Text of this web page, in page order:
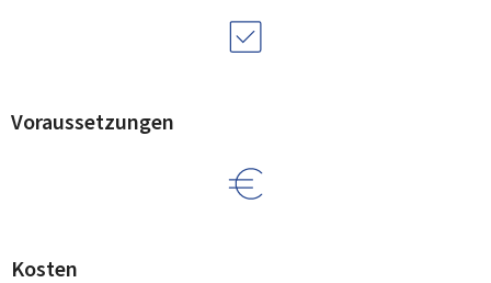
Voraussetzungen
Kosten